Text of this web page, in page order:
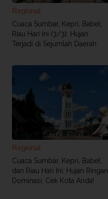
Regional
Cuaca Sumbar, Kepri, Babel,
Riau Hari Ini (3/3): Hujan
Terjadi di Sejumlah Daerah
Regional
Cuaca Sumbar, Kepri, Babel,
dan Riau Hari Ini: Hujan Ringan
Dominasi, Cek Kota Anda!